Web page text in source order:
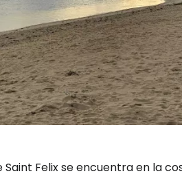
Felix se encuentra en la